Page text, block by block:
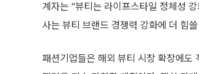
계자는 “뷰티는 라이프스타일 정체성
사는 뷰티 브랜드 경쟁력 강화에 더 힘
패션기업들은 해외 뷰티 시장 확장에도